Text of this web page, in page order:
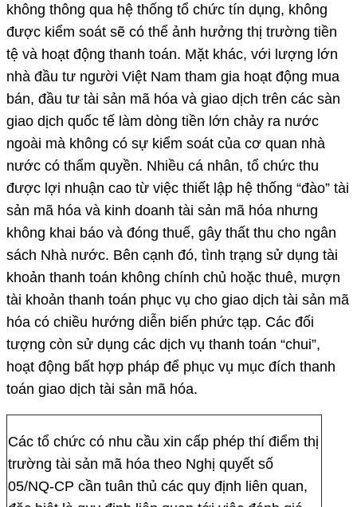
không thông qua hệ thống tổ chức tín dụng, không
được kiểm soát sẽ có thể ảnh hưởng thị trường tiền
tệ và hoạt động thanh toán. Mặt khác, với lượng lớn
nhà đầu tư người Việt Nam tham gia hoạt động mua
bán, đầu tư tài sản mã hóa và giao dịch trên các sàn
giao dịch quốc tế làm dòng tiền lớn chảy ra nước
ngoài mà không có sự kiểm soát của cơ quan nhà
nước có thẩm quyền. Nhiều cá nhân, tổ chức thu
được lợi nhuận cao từ việc thiết lập hệ thống “đào” tài
sản mã hóa và kinh doanh tài sản mã hóa nhưng
không khai báo và đóng thuế, gây thất thu cho ngân
sách Nhà nước. Bên cạnh đó, tình trạng sử dụng tài
khoản thanh toán không chính chủ hoặc thuê, mượn
tài khoản thanh toán phục vụ cho giao dịch tài sản mã
hóa có chiều hướng diễn biến phức tạp. Các đối
tượng còn sử dụng các dịch vụ thanh toán “chui”,
hoạt động bất hợp pháp để phục vụ mục đích thanh
toán giao dịch tài sản mã hóa.
Các tổ chức có nhu cầu xin cấp phép thí điểm thị
trường tài sản mã hóa theo Nghị quyết số
05/NQ-CP cần tuân thủ các quy định liên quan,